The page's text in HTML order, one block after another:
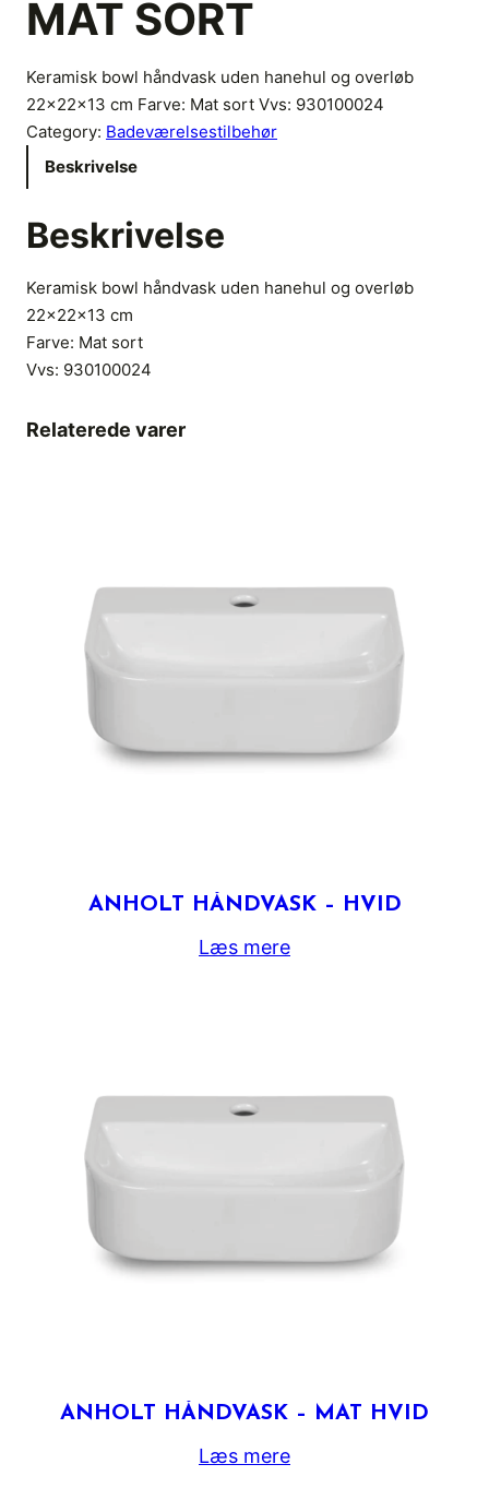
MAT SORT
Keramisk bowl håndvask uden hanehul og overløb
22x22x13 cm Farve: Mat sort Vvs: 930100024
Category: Badeværelsestilbehør
Beskrivelse
Beskrivelse
Keramisk bowl håndvask uden hanehul og overløb
22x22x13 cm
Farve: Mat sort
Vvs: 930100024
Relaterede varer
ANHOLT HÅNDVASK – HVID
Læs mere
ANHOLT HÅNDVASK – MAT HVID
Læs mere